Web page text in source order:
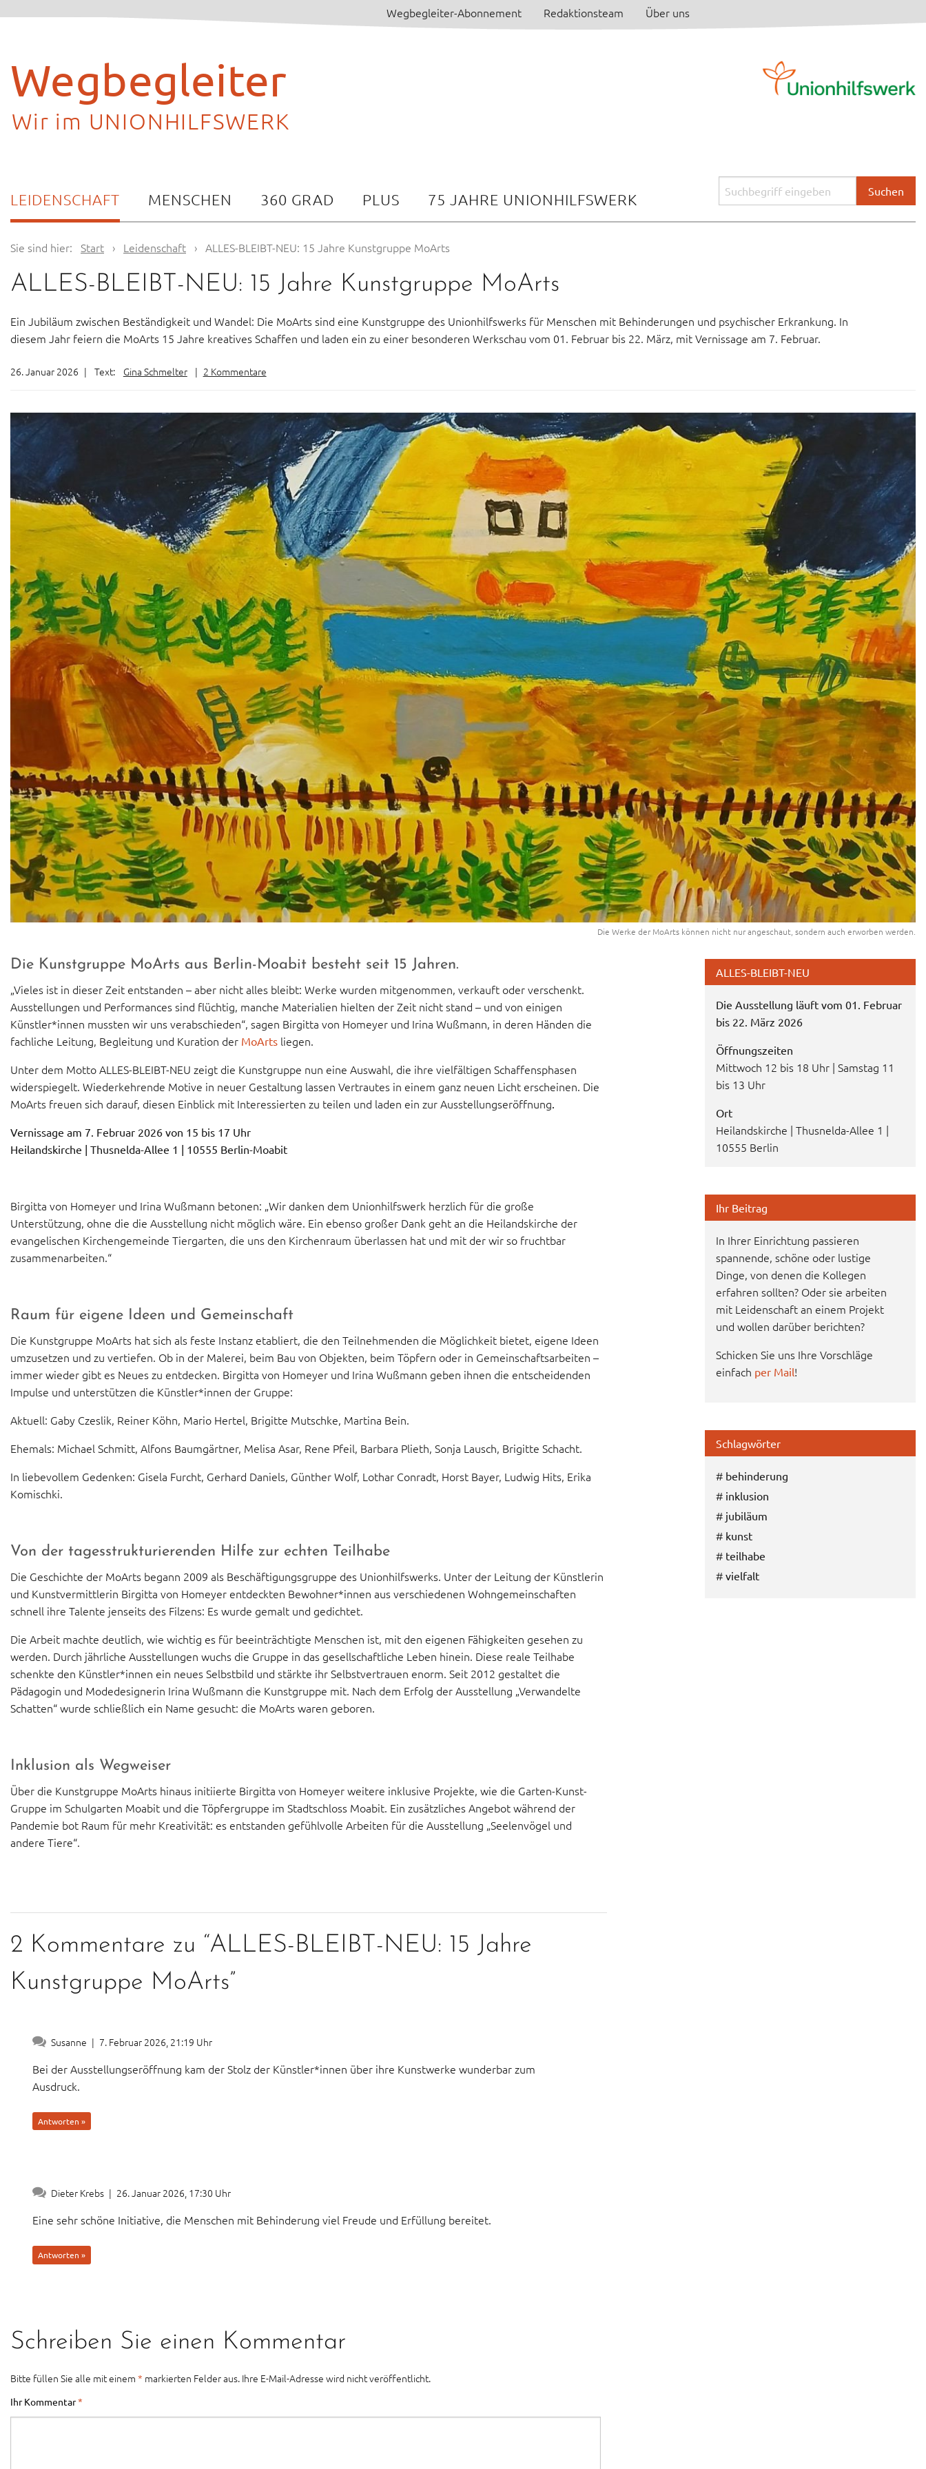
Wegbegleiter-Abonnement Redaktionsteam Über uns
Wegbegleiter
Wir im UNIONHILFSWERK
LEIDENSCHAFT MENSCHEN 360 GRAD PLUS 75 JAHRE UNIONHILFSWERK
Sie sind hier: Start › Leidenschaft › ALLES-BLEIBT-NEU: 15 Jahre Kunstgruppe MoArts
ALLES-BLEIBT-NEU: 15 Jahre Kunstgruppe MoArts
Ein Jubiläum zwischen Beständigkeit und Wandel: Die MoArts sind eine Kunstgruppe des Unionhilfswerks für Menschen mit Behinderungen und psychischer Erkrankung. In
diesem Jahr feiern die MoArts 15 Jahre kreatives Schaffen und laden ein zu einer besonderen Werkschau vom 01. Februar bis 22. März, mit Vernissage am 7. Februar.
26. Januar 2026 | Text: Gina Schmelter | 2 Kommentare
Die Werke der MoArts können nicht nur angeschaut, sondern auch erworben werden.
Die Kunstgruppe MoArts aus Berlin-Moabit besteht seit 15 Jahren.
„Vieles ist in dieser Zeit entstanden – aber nicht alles bleibt: Werke wurden mitgenommen, verkauft oder verschenkt.
Ausstellungen und Performances sind flüchtig, manche Materialien hielten der Zeit nicht stand – und von einigen
Künstler*innen mussten wir uns verabschieden“, sagen Birgitta von Homeyer und Irina Wußmann, in deren Händen die
fachliche Leitung, Begleitung und Kuration der MoArts liegen.
Unter dem Motto ALLES-BLEIBT-NEU zeigt die Kunstgruppe nun eine Auswahl, die ihre vielfältigen Schaffensphasen
widerspiegelt. Wiederkehrende Motive in neuer Gestaltung lassen Vertrautes in einem ganz neuen Licht erscheinen. Die
MoArts freuen sich darauf, diesen Einblick mit Interessierten zu teilen und laden ein zur Ausstellungseröffnung
Vernissage am 7. Februar 2026 von 15 bis 17 Uhr
Heilandskirche | Thusnelda-Allee 1 | 10555 Berlin-Moabit
Birgitta von Homeyer und Irina Wußmann betonen: „Wir danken dem Unionhilfswerk herzlich für die große
Unterstützung, ohne die die Ausstellung nicht möglich wäre. Ein ebenso großer Dank geht an die Heilandskirche der
evangelischen Kirchengemeinde Tiergarten, die uns den Kirchenraum überlassen hat und mit der wir so fruchtbar
zusammenarbeiten.“
Raum für eigene Ideen und Gemeinschaft
Die Kunstgruppe MoArts hat sich als feste Instanz etabliert, die den Teilnehmenden die Möglichkeit bietet, eigene Ideen
umzusetzen und zu vertiefen. Ob in der Malerei, beim Bau von Objekten, beim Töpfern oder in Gemeinschaftsarbeiten –
immer wieder gibt es Neues zu entdecken. Birgitta von Homeyer und Irina Wußmann geben ihnen die entscheidenden
Impulse und unterstützen die Künstler*innen der Gruppe:
Aktuell: Gaby Czeslik, Reiner Köhn, Mario Hertel, Brigitte Mutschke, Martina Bein.
Ehemals: Michael Schmitt, Alfons Baumgärtner, Melisa Asar, Rene Pfeil, Barbara Plieth, Sonja Lausch, Brigitte Schacht.
In liebevollem Gedenken: Gisela Furcht, Gerhard Daniels, Günther Wolf, Lothar Conradt, Horst Bayer, Ludwig Hits, Erika
Komischki.
Von der tagesstrukturierenden Hilfe zur echten Teilhabe
Die Geschichte der MoArts begann 2009 als Beschäftigungsgruppe des Unionhilfswerks. Unter der Leitung der Künstlerin
und Kunstvermittlerin Birgitta von Homeyer entdeckten Bewohner*innen aus verschiedenen Wohngemeinschaften
schnell ihre Talente jenseits des Filzens: Es wurde gemalt und gedichtet.
Die Arbeit machte deutlich, wie wichtig es für beeinträchtigte Menschen ist, mit den eigenen Fähigkeiten gesehen zu
werden. Durch jährliche Ausstellungen wuchs die Gruppe in das gesellschaftliche Leben hinein. Diese reale Teilhabe
schenkte den Künstler*innen ein neues Selbstbild und stärkte ihr Selbstvertrauen enorm. Seit 2012 gestaltet die
Pädagogin und Modedesignerin Irina Wußmann die Kunstgruppe mit. Nach dem Erfolg der Ausstellung „Verwandelte
Schatten“ wurde schließlich ein Name gesucht: die MoArts waren geboren.
Inklusion als Wegweiser
Über die Kunstgruppe MoArts hinaus initiierte Birgitta von Homeyer weitere inklusive Projekte, wie die Garten-Kunst-
Gruppe im Schulgarten Moabit und die Töpfergruppe im Stadtschloss Moabit. Ein zusätzliches Angebot während der
Pandemie bot Raum für mehr Kreativität: es entstanden gefühlvolle Arbeiten für die Ausstellung „Seelenvögel und
andere Tiere“.
2 Kommentare zu “ALLES-BLEIBT-NEU: 15 Jahre
Kunstgruppe MoArts”
Susanne | 7. Februar 2026, 21:19 Uhr
Bei der Ausstellungseröffnung kam der Stolz der Künstler*innen über ihre Kunstwerke wunderbar zum
Ausdruck.
Antworten »
Dieter Krebs | 26. Januar 2026, 17:30 Uhr
Eine sehr schöne Initiative, die Menschen mit Behinderung viel Freude und Erfüllung bereitet.
Antworten »
Schreiben Sie einen Kommentar
Bitte füllen Sie alle mit einem * markierten Felder aus. Ihre E-Mail-Adresse wird nicht veröffentlicht.
Ihr Kommentar*
ALLES-BLEIBT-NEU
Die Ausstellung läuft vom 01. Februar
bis 22. März 2026
Öffnungszeiten
Mittwoch 12 bis 18 Uhr | Samstag 11
bis 13 Uhr
Ort
Heilandskirche | Thusnelda-Allee 1 |
10555 Berlin
Ihr Beitrag
In Ihrer Einrichtung passieren
spannende, schöne oder lustige
Dinge, von denen die Kollegen
erfahren sollten? Oder sie arbeiten
mit Leidenschaft an einem Projekt
und wollen darüber berichten?
Schicken Sie uns Ihre Vorschläge
einfach per Mail!
Schlagwörter
# behinderung
# inklusion
# jubiläum
# kunst
# teilhabe
# vielfalt